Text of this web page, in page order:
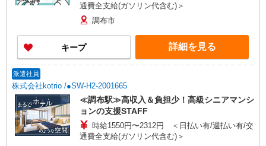
通費全支給(ガソリン代含む)＞
調布市
キープ 詳細を見る
派遣社員
株式会社kotrio /●SW-H2-2001665
≪調布駅≫高収入＆負担少！高級シニアマンシ
ョンの支援STAFF
時給1550円〜2312円 ＜日払い有/週払い有/交
通費全支給(ガソリン代含む)＞